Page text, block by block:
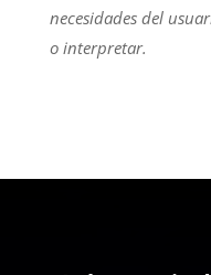
necesidades del
o interpretar.